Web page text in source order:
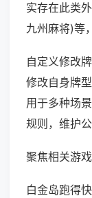
实存在此类
九州麻将)等
自定义修改
修改自身牌
用于多种场
规则，维护公
聚焦相关游
白金岛跑得